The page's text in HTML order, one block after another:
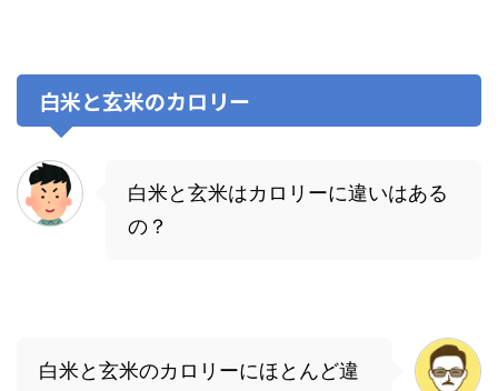
白米と玄米のカロリー
白米と玄米はカロリーに違いはある
の？
白米と玄米のカロリーにほとんど違